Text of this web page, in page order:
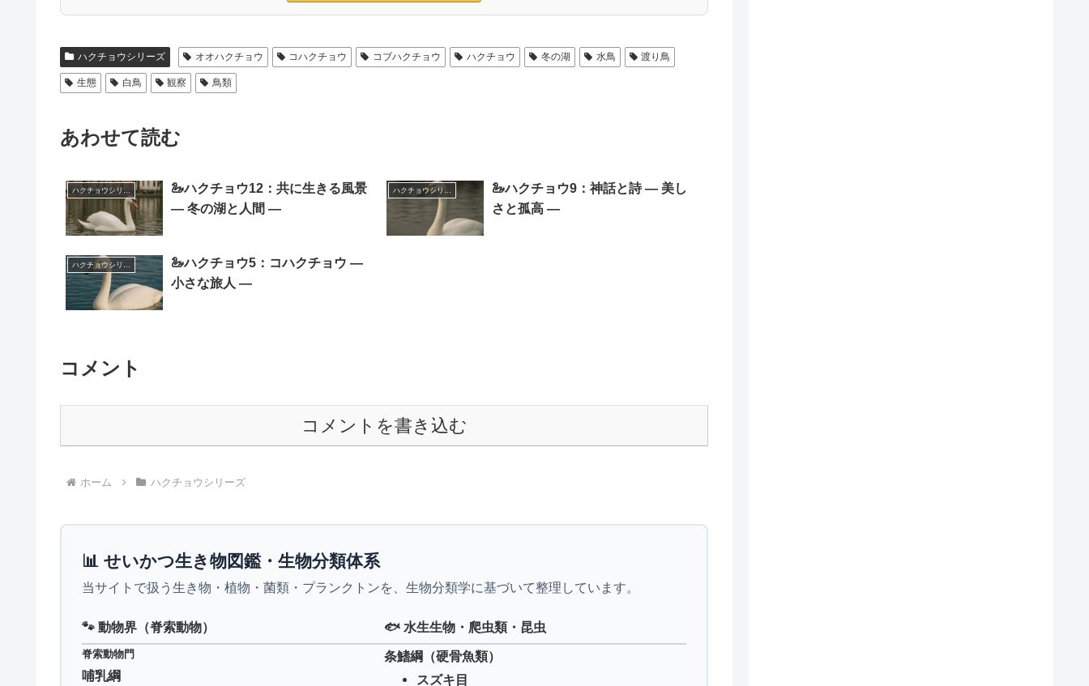
ハクチョウシリーズ オオハクチョウ コハクチョウ コブハクチョウ ハクチョウ 冬の湖 水鳥 渡り鳥
生態 白鳥 観察 鳥類
あわせて読む
ハクチョウシリーズ
🦢ハクチョウ12：共に生きる風景
― 冬の湖と人間 ―
ハクチョウシリーズ
🦢ハクチョウ9：神話と詩 ― 美し
さと孤高 ―
ハクチョウシリーズ
🦢ハクチョウ5：コハクチョウ ―
小さな旅人 ―
コメント
コメントを書き込む
ホーム ハクチョウシリーズ
📊 せいかつ生き物図鑑・生物分類体系
当サイトで扱う生き物・植物・菌類・プランクトンを、生物分類学に基づいて整理しています。
🐾 動物界（脊索動物）
脊索動物門
哺乳綱
🐟 水生生物・爬虫類・昆虫
条鰭綱（硬骨魚類）
スズキ目